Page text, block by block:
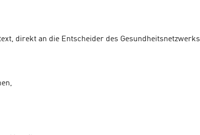
direkt an die Entscheider des Gesundheitsnetzwerks